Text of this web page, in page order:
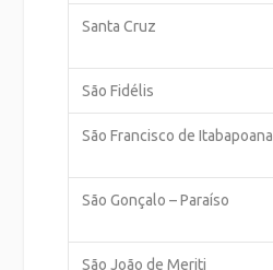
Santa Cruz
São Fidélis
São Francisco de Itabapoana
São Gonçalo – Paraíso
São João de Meriti